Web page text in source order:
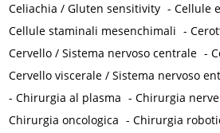
Celiachia / Gluten sensitivity -Cellule
Cellule staminali mesenchimali -
Cervello / Sistema nervoso centrale -
Cervello viscerale / Sistema nervoso
-Chirurgia al plasma -Chirurgia
Chirurgia oncologica -Chirurgia